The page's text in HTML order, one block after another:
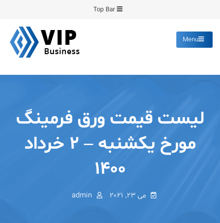
content
Top Bar
Menu
لیست قیمت ورق فرمینگ
مورخ یکشنبه – ۲ خرداد
۱۴۰۰
می 23, 2021 admin